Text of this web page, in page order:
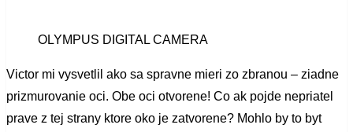
OLYMPUS DIGITAL CAMERA
Victor mi vysvetlil ako sa spravne mieri zo zbranou – ziadne
prizmurovanie oci. Obe oci otvorene! Co ak pojde nepriatel
prave z tej strany ktore oko je zatvorene? Mohlo by to byt